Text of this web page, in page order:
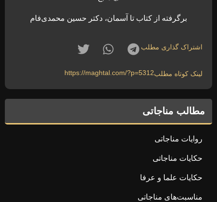
مطالب مناجاتی
روایات مناجاتی
حکایات مناجاتی
حکایات علما و عرفا
مناسبت‌های مناجاتی
برگرفته از کتاب تا آسمان، دکتر حسین محمدی‌فام
اشتراک گذاری مطلب
لینک کوتاه مطلبhttps://maghtal.com/?p=5312